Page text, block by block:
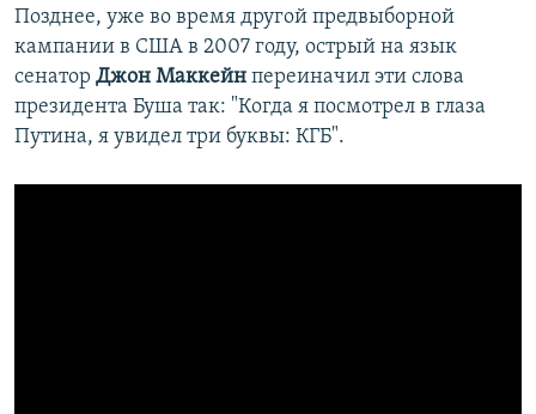
Позднее, уже во время другой предвыборной
кампании в США в 2007 году, острый на язык
сенатор Джон Маккейн переиначил эти слова
президента Буша так: "Когда я посмотрел в глаза
Путина, я увидел три буквы: КГБ".